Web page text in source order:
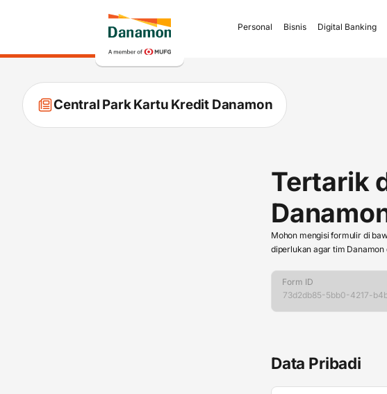
Personal Bisnis Digital Banking
Central Park Kartu Kredit Danamon
Tertarik
Mohon mengisi formulir di
diperlukan agar tim
Form ID
Data Pribadi